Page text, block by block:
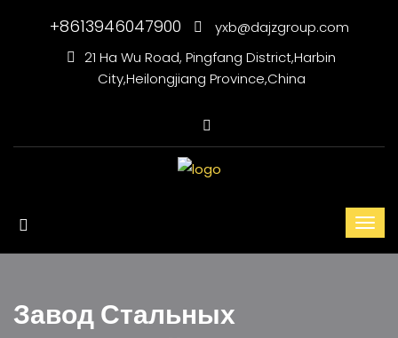
+8613946047900
yxb@dajzgroup.com
21 Ha Wu Road, Pingfang District,Harbin
City,Heilongjiang Province,China
Завод Стальных